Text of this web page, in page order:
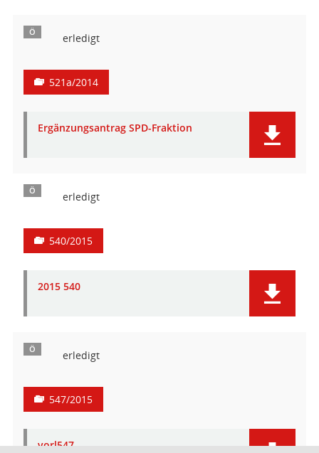
Ö erledigt
521a/2014
Ergänzungsantrag SPD-Fraktion
Ö erledigt
540/2015
2015 540
Ö erledigt
547/2015
vorl547